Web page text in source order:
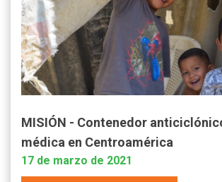
MISIÓN - Contenedor
médica en Centroamérica
17 de marzo de 2021